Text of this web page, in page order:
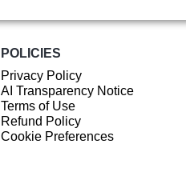
POLICIES
Privacy Policy
AI Transparency Notice
Terms of Use
Refund Policy
Cookie Preferences